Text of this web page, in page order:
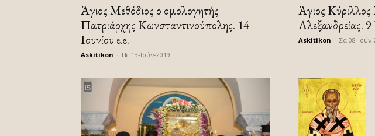
Άγιος Μεθόδιος ο ομολογητής
Πατριάρχης Κωνσταντινούπολης. 14
Ιουνίου ε.ε.
Askitikon Πε 13-Ιούν-2019
Άγιος
Αλεξανδρείας. 9
Askitikon Σα 08-Ιούν-